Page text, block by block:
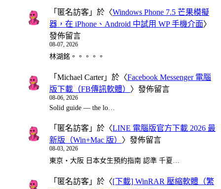
「 匿名訪客 」於〈Windows Phone 7.5 芒果模擬
器，在 iPhone、Android 中試用 WP 手機介面〉
發佈留言
08-07, 2026
林湖銘。。。。。
「 Michael Carter」於〈Facebook Messenger 電腦
版下載（FB傳訊軟體） 〉發佈留言
08-06, 2026
Solid guide — the lo…
「 匿名訪客 」於〈LINE 電腦版官方下載 2026 最
新版（Win+Mac 版） 〉發佈留言
08-03, 2026
東京・大阪 日本女生預約指南 認準 千夏…
「 匿名訪客 」於〈[下載] WinRAR 壓縮軟體（繁